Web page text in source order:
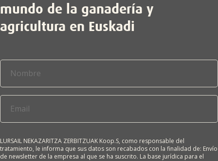
mundo de la ganadería y
agricultura en Euskadi
LURSAIL NEKAZARITZA ZERBITZUAK Koop.S, como responsable del
tratamiento, le informa que sus datos son recabados con la finalidad de: Envío
de newsletter de la empresa al que se ha suscrito. La base jurídica para el